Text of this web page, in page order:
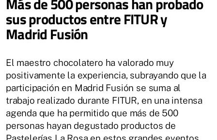
sus productos entre FITUR y
Madrid Fusión
El maestro chocolatero ha valorado muy
positivamente la experiencia, subrayando que la
participación en Madrid Fusión se suma al
trabajo realizado durante FITUR, en una intensa
agenda que ha permitido que más de 500
personas hayan degustado productos de